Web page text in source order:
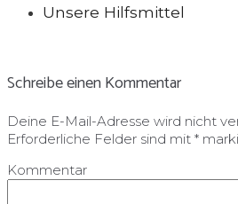
Unsere Hilfsmittel
Schreibe einen Kommentar
Deine E-Mail-Adresse wird nicht
Erforderliche Felder sind mit *
Kommentar